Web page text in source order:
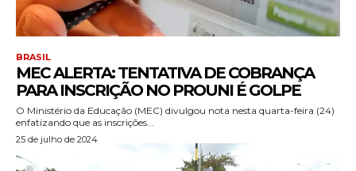
BRASIL
MEC ALERTA: TENTATIVA DE COBRANÇA
PARA INSCRIÇÃO NO PROUNI É GOLPE
O Ministério da Educação (MEC) divulgou nota nesta quarta-feira (24)
enfatizando que as inscrições...
25 de julho de 2024